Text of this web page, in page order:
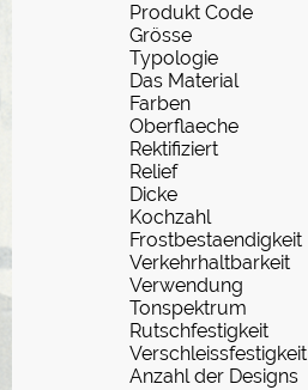
Produkt Code
Grösse
Typologie
Das Material
Farben
Oberflaeche
Rektifiziert
Relief
Dicke
Kochzahl
Frostbestaendigkeit
Verkehrhaltbarkeit
Verwendung
Tonspektrum
Rutschfestigkeit
Verschleissfestigkeit
Anzahl der Designs